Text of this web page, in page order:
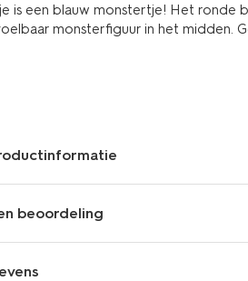
is een blauw monstertje! Het ronde
monsterfiguur in het midden.
beoordeling